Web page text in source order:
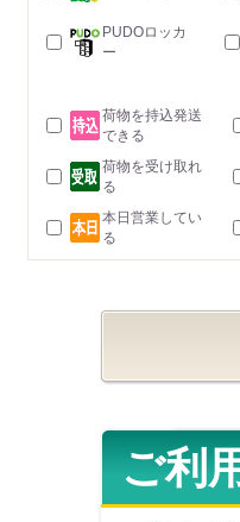
PUDOロッカ
ー
荷物を持込発送
できる
荷物を受け取れ
る
本日営業してい
る
ご利